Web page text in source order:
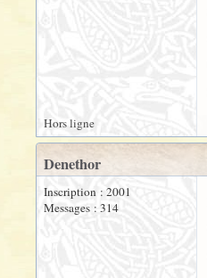
Hors ligne
Denethor
Inscription : 2001
Messages : 314